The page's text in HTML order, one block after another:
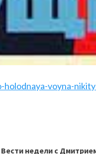
voyna-
Вести недели с